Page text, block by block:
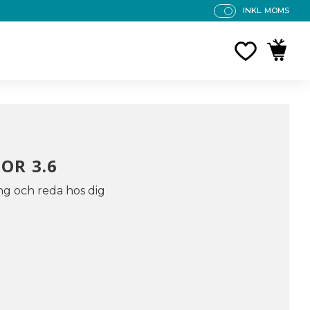
P
INKL. MOMS
3.6
och reda hos dig